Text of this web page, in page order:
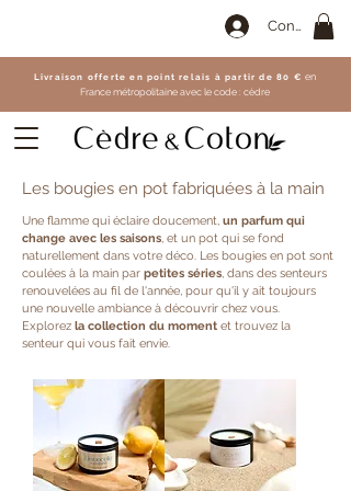
Livraison offerte en point relais à partir de 80 €en
France métropolitaine avec le code : cèdre
Connexion
Les bougies en pot fabriquées à la main
Une flamme qui éclaire doucement, un parfum qui
change avec les saisons, et un pot qui se fond
naturellement dans votre déco. Les bougies en pot sont
coulées à la main par petites séries, dans des senteurs
renouvelées au fil de l'année, pour qu'il y ait toujours
une nouvelle ambiance à découvrir chez vous.
Explorez la collection du moment et trouvez la
senteur qui vous fait envie.